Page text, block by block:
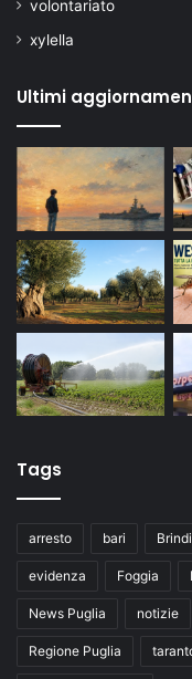
volontariato
xylella
Ultimi
Tags
arresto bari
evidenza Foggia
News Puglia notizie
Regione Puglia